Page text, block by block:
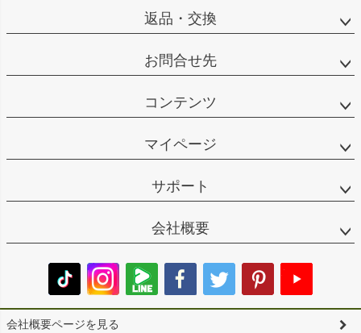
返品・交換
お問合せ先
コンテンツ
マイページ
サポート
会社概要
会社概要ページを見る